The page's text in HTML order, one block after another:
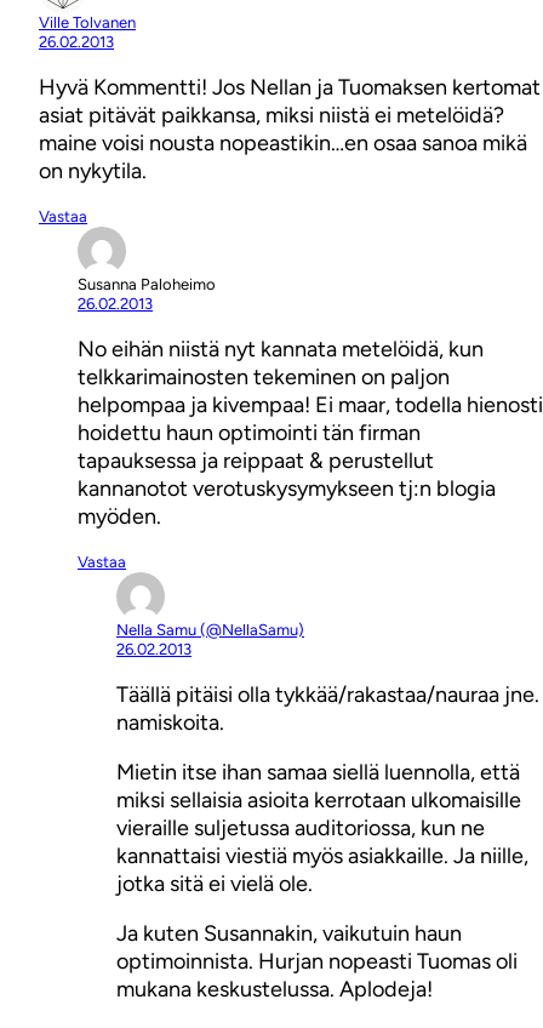
Ville Tolvanen
26.02.2013
Hyvä Kommentti! Jos Nellan ja Tuomaksen kertomat
asiat pitävät paikkansa, miksi niistä ei metelöidä?
maine voisi nousta nopeastikin…en osaa sanoa mikä
on nykytila.
Vastaa
Susanna Paloheimo
26.02.2013
No eihän niistä nyt kannata metelöidä, kun
telkkarimainosten tekeminen on paljon
helpompaa ja kivempaa! Ei maar, todella hienosti
hoidettu haun optimointi tän firman
tapauksessa ja reippaat & perustellut
kannanotot verotuskysymykseen tj:n blogia
myöden.
Vastaa
Nella Samu (@NellaSamu)
26.02.2013
Täällä pitäisi olla tykkää/rakastaa/nauraa jne.
namiskoita.
Mietin itse ihan samaa siellä luennolla, että
miksi sellaisia asioita kerrotaan ulkomaisille
vieraille suljetussa auditoriossa, kun ne
kannattaisi viestiä myös asiakkaille. Ja niille,
jotka sitä ei vielä ole.
Ja kuten Susannakin, vaikutuin haun
optimoinnista. Hurjan nopeasti Tuomas oli
mukana keskustelussa. Aplodeja!